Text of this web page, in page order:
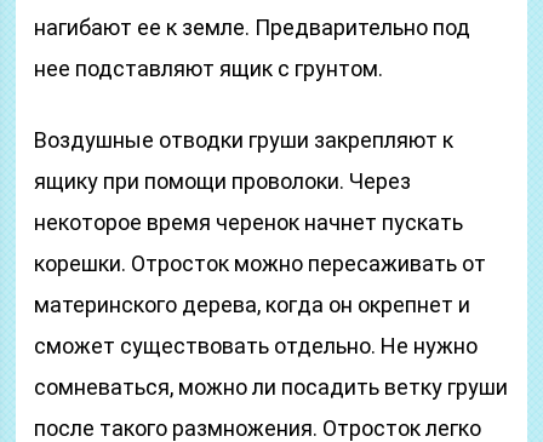
нагибают ее к земле. Предварительно под
нее подставляют ящик с грунтом.
Воздушные отводки груши закрепляют к
ящику при помощи проволоки. Через
некоторое время черенок начнет пускать
корешки. Отросток можно пересаживать от
материнского дерева, когда он окрепнет и
сможет существовать отдельно. Не нужно
сомневаться, можно ли посадить ветку груши
после такого размножения. Отросток легко